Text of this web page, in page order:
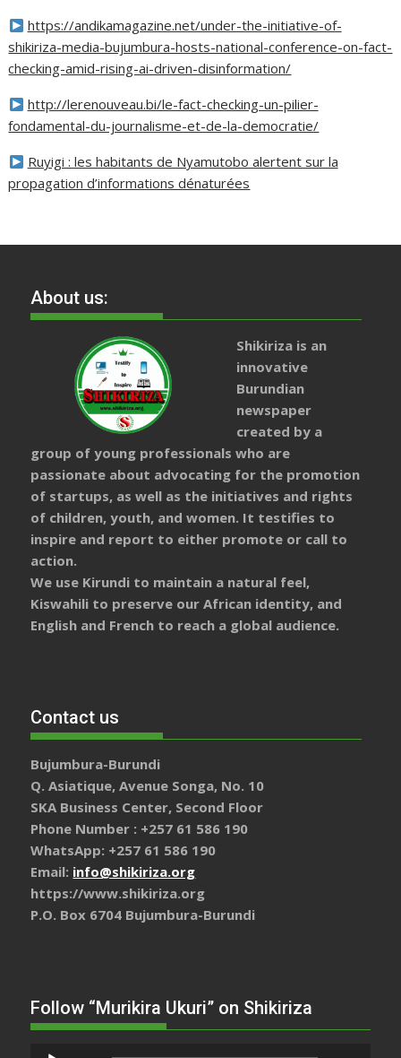
https://andikamagazine.net/under-the-initiative-of-
shikiriza-media-bujumbura-hosts-national-conference-on-fact-
checking-amid-rising-ai-driven-disinformation/
http://lerenouveau.bi/le-fact-checking-un-pilier-
fondamental-du-journalisme-et-de-la-democratie/
Ruyigi : les habitants de Nyamutobo alertent sur la
propagation d’informations dénaturées
About us:
Shikiriza is an
innovative
Burundian
newspaper
created by a
group of young professionals who are
passionate about advocating for the promotion
of startups, as well as the initiatives and rights
of children, youth, and women. It testifies to
inspire and report to either promote or call to
action.
We use Kirundi to maintain a natural feel,
Kiswahili to preserve our African identity, and
English and French to reach a global audience.
Contact us
Bujumbura-Burundi
Q. Asiatique, Avenue Songa, No. 10
SKA Business Center, Second Floor
Phone Number : +257 61 586 190
WhatsApp: +257 61 586 190
Email: info@shikiriza.org
https://www.shikiriza.org
P.O. Box 6704 Bujumbura-Burundi
Follow “Murikira Ukuri” on Shikiriza
Lecteur